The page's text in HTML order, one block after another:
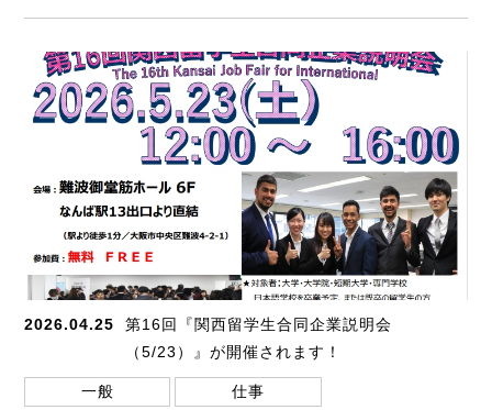
2026.04.25
第16回『関西留学生合同企業説明会
（5/23）』が開催されます！
一般 仕事